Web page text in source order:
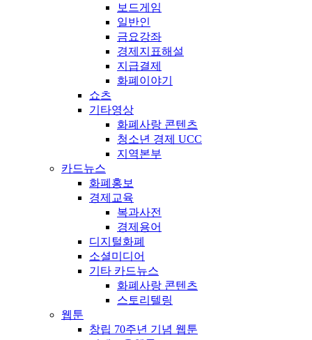
보드게임
일반인
금요강좌
경제지표해설
지급결제
화폐이야기
쇼츠
기타영상
화폐사랑 콘텐츠
청소년 경제 UCC
지역본부
카드뉴스
화폐홍보
경제교육
복과사전
경제용어
디지털화폐
소셜미디어
기타 카드뉴스
화폐사랑 콘텐츠
스토리텔링
웹툰
창립 70주년 기념 웹툰